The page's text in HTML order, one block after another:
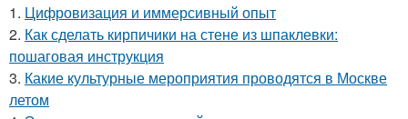
1. Цифровизация и иммерсивный опыт
2. Как сделать кирпичики на стене из шпаклевки:
пошаговая инструкция
3. Какие культурные мероприятия проводятся в Москве
летом